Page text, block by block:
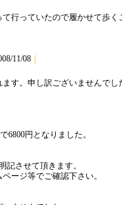
っていたので履かせて歩
11/08
す。申し訳ございませんでし
6800円となりました。
記させて頂きます。
ージ等でご確認下さい。